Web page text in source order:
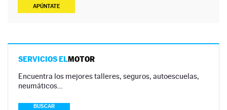
APÚNTATE
SERVICIOS ELMOTOR
Encuentra los mejores talleres, seguros, autoescuelas,
neumáticos…
BUSCAR